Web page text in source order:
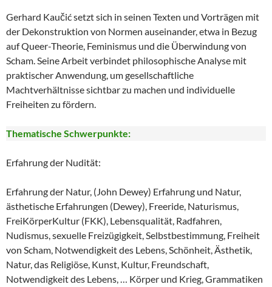
Gerhard Kaučić setzt sich in seinen Texten und Vorträgen mit
der Dekonstruktion von Normen auseinander, etwa in Bezug
auf Queer-Theorie, Feminismus und die Überwindung von
Scham. Seine Arbeit verbindet philosophische Analyse mit
praktischer Anwendung, um gesellschaftliche
Machtverhältnisse sichtbar zu machen und individuelle
Freiheiten zu fördern.
Thematische Schwerpunkte:
Erfahrung der Nudität:
Erfahrung der Natur, (John Dewey) Erfahrung und Natur,
ästhetische Erfahrungen (Dewey), Freeride, Naturismus,
FreiKörperKultur (FKK), Lebensqualität, Radfahren,
Nudismus, sexuelle Freizügigkeit, Selbstbestimmung, Freiheit
von Scham, Notwendigkeit des Lebens, Schönheit, Ästhetik,
Natur, das Religiöse, Kunst, Kultur, Freundschaft,
Notwendigkeit des Lebens, … Körper und Krieg, Grammatiken